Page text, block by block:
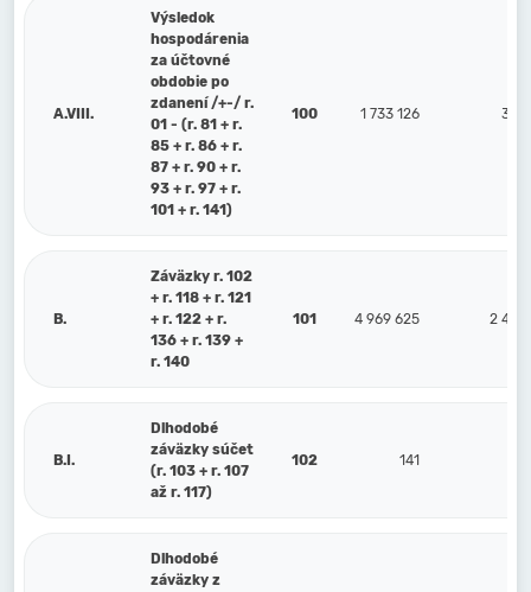
A.VIII.
Výsledok
hospodárenia
za účtovné
obdobie po
zdanení /+-/ r.
01 - (r. 81 + r.
85 + r. 86 + r.
87 + r. 90 + r.
93 + r. 97 + r.
101 + r. 141)
100 1 733 126 381
B.
Záväzky r. 102
+ r. 118 + r. 121
+ r. 122 + r.
136 + r. 139 +
r. 140
101 4 969 625 2 452
B.I.
Dlhodobé
záväzky súčet
(r. 103 + r. 107
až r. 117)
102 141
Dlhodobé
záväzky z